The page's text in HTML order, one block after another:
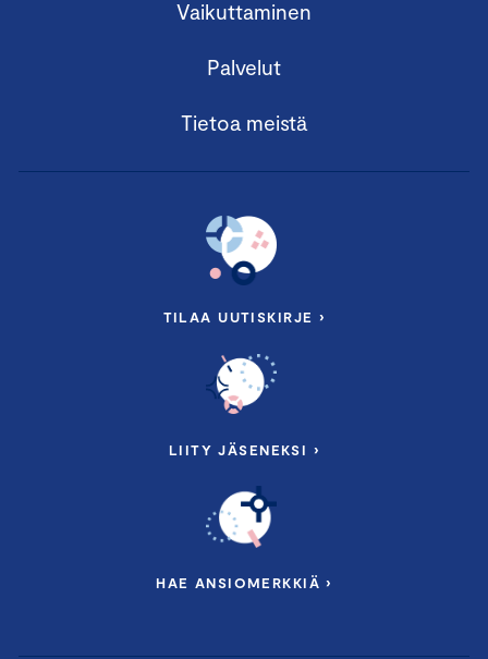
Vaikuttaminen
Palvelut
Tietoa meistä
TILAA UUTISKIRJE ›
LIITY JÄSENEKSI ›
HAE ANSIOMERKKIÄ ›